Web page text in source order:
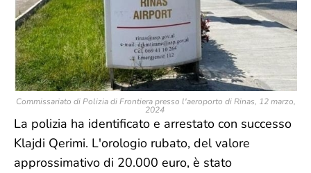
Commissariato di Polizia di Frontiera presso l'aeroporto di Rinas, 12 marzo,
2024
La polizia ha identificato e arrestato con successo
Klajdi Qerimi. L'orologio rubato, del valore
approssimativo di 20.000 euro, è stato